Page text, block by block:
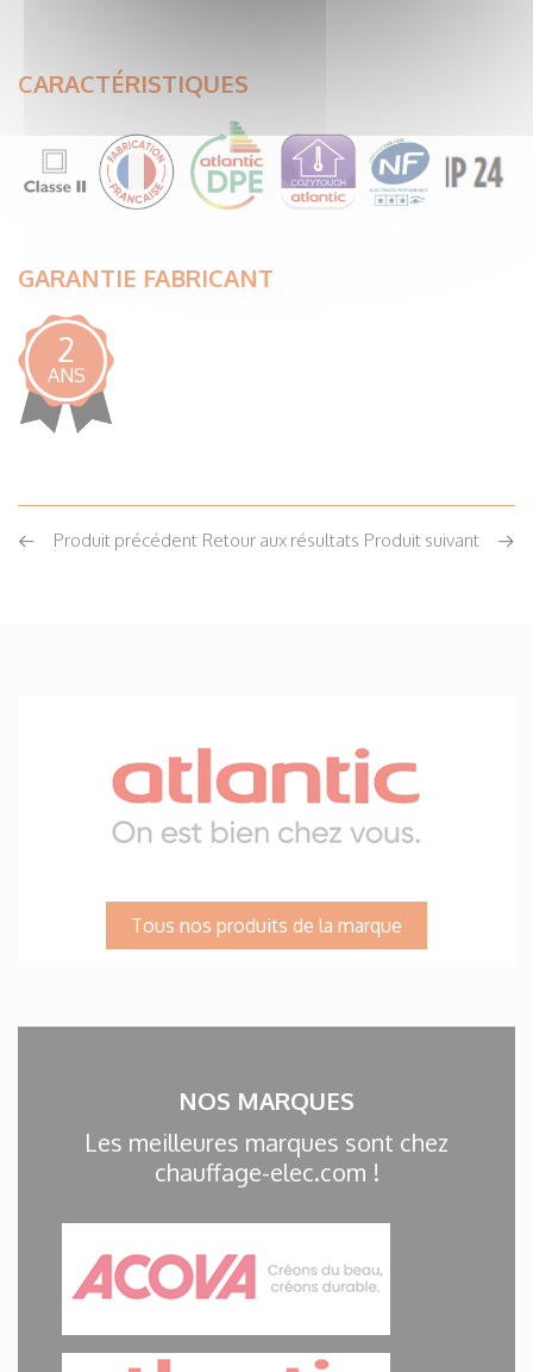
CARACTÉRISTIQUES
GARANTIE FABRICANT
2
ANS
Produit précédent Produit suivant
Retour aux résultats
Tous nos produits de la marque
NOS MARQUES
Les meilleures marques sont chez
chauffage-elec.com !